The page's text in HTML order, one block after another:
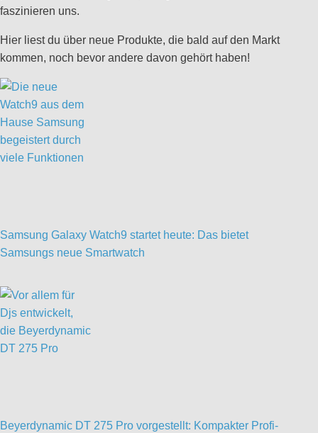
faszinieren uns.
Hier liest du über neue Produkte, die bald auf den Markt
kommen, noch bevor andere davon gehört haben!
Samsung Galaxy Watch9 startet heute: Das bietet
Samsungs neue Smartwatch
Beyerdynamic DT 275 Pro vorgestellt: Kompakter Profi-